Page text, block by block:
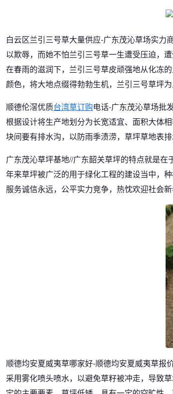
白云区兰引三号草大量供应-广东茂沁草场实
以欺辱，而她不怕兰引三号草一生遭受压迫，
在春雨的滋润下，兰引三号草皮顽强地从化冻
颜色，将大地点缀得勃勃生机，兰引三号草坪为
顺德伦滘优质台湾草订购电话-广东茂沁草场批
根据设计将生产地划分为长宽适宜、面积大体
块间要有排水沟，以防雨季渍涝，草坪草地表
广东茂沁草坪基地//广东韶关草坪的特点就是
年来草坪被广泛的用于绿化工程的建设当中，
服务诚信永远，公平实力竞争，热忱欢迎社会
顺德均安夏威夷草哪家好-顺德均安夏威夷草报
采用雾化喷头喷水，以避免草籽被冲走，导致